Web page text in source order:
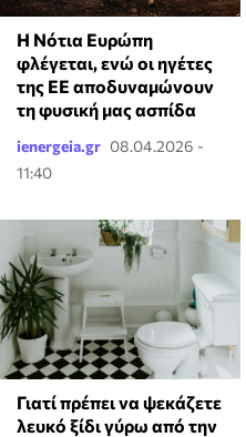
Η Νότια Ευρώπη
φλέγεται, ενώ οι ηγέτες
της ΕΕ αποδυναμώνουν
τη φυσική μας ασπίδα
ienergeia.gr 08.04.2026 -
11:40
Γιατί πρέπει να ψεκάζετε
λευκό ξίδι γύρω από την